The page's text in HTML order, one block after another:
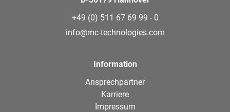
+49 (0) 511 67 69 99 - 0
info@mc-technologies.com
Information
Ansprechpartner
Karriere
Impressum